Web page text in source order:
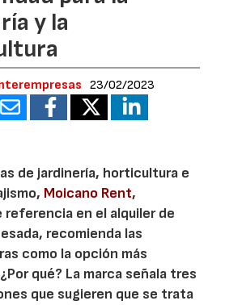
y la
23/02/2023
de jardinería, horticultura e
Moicano Rent,
referencia en el alquiler de
recomienda las
como la opción más
qué? La marca señala tres
que sugieren que se trata